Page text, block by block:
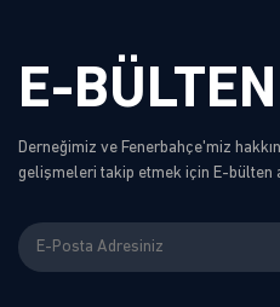
E-BÜLTEN
Derneğimiz ve Fenerbahçe'miz
gelişmeleri takip etmek için E-bülten